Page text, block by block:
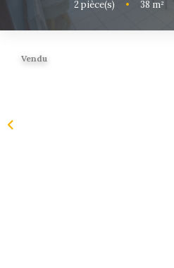
2 pièce(s) • 38 m²
Vendu